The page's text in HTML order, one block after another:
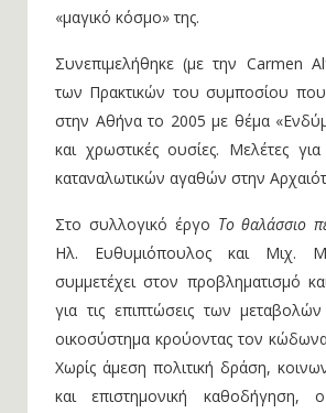
«μαγικό κόσμο» της.
Συνεπιμελήθηκε (με την Carmen
των Πρακτικών του συμποσίου
στην Αθήνα το 2005 με θέμα
και χρωστικές ουσίες. Μελέτες
καταναλωτικών αγαθών στην
Στο συλλογικό έργο Το θαλάσσιο
Ηλ. Ευθυμιόπουλος και Μιχ.
συμμετέχει στον προβληματισμό
για τις επιπτώσεις των
οικοσύστημα κρούοντας τον
Χωρίς άμεση πολιτική δράση,
και επιστημονική καθοδήγηση,